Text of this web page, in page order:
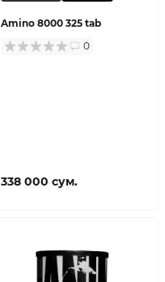
Amino 8000 325 tab
0
338 000 сум.